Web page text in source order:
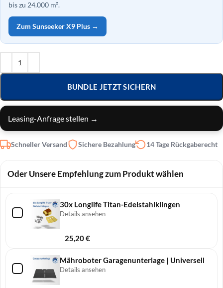
bis zu 24.000 m².
Zum Sunseeker X9 Plus →
BUNDLE JETZT SICHERN
Leasing-Anfrage stellen →
Schneller Versand Sichere Bezahlung 14 Tage Rückgaberecht
Oder Unsere Empfehlung zum Produkt wählen
30x Longlife Titan-Edelstahlklingen
Details ansehen
25,20€
Mähroboter Garagenunterlage | Universell
Details ansehen